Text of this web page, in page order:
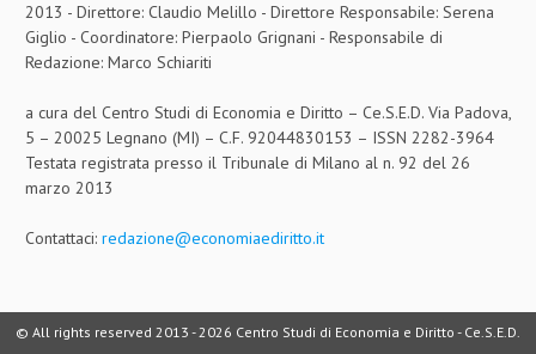
AMMINISTRATIVA
TRIBUTARIA
GIURISPRUDENZA
EUROPEA
PENALE
2013 - Direttore: Claudio Melillo - Direttore Responsabile: Serena
Giglio - Coordinatore: Pierpaolo Grignani - Responsabile di
Redazione: Marco Schiariti
a cura del Centro Studi di Economia e Diritto – Ce.S.E.D. Via Padova,
5 – 20025 Legnano (MI) – C.F. 92044830153 – ISSN 2282-3964
Testata registrata presso il Tribunale di Milano al n. 92 del 26
marzo 2013
Contattaci: redazione@economiaediritto.it
© All rights reserved 2013 -2026 Centro Studi di Economia e Diritto - Ce.S.E.D.